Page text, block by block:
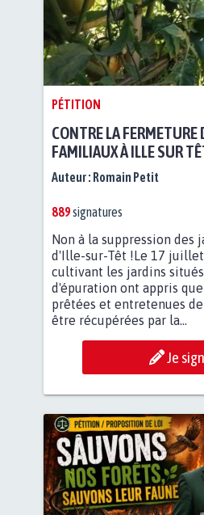
PÉTITION
CONTRE LA FERMETURE
FAMILIAUX À ILLE SUR
Auteur : Romain Petit
889signatures
Non à la suppression des
d'Ille-sur-Têt !Le 17
cultivant les jardins
d'épuration ont appris
prêtées et entretenues
être récupérées par la...
Je